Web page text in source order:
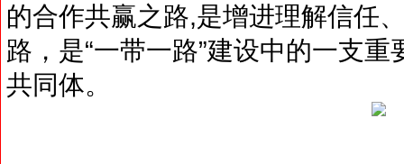
的合作共赢之路,是增进理解信任
路，是“一带一路”建设中的一支
共同体。